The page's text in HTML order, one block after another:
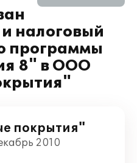
налоговый
программы
8" в ООО
покрытия"
2010